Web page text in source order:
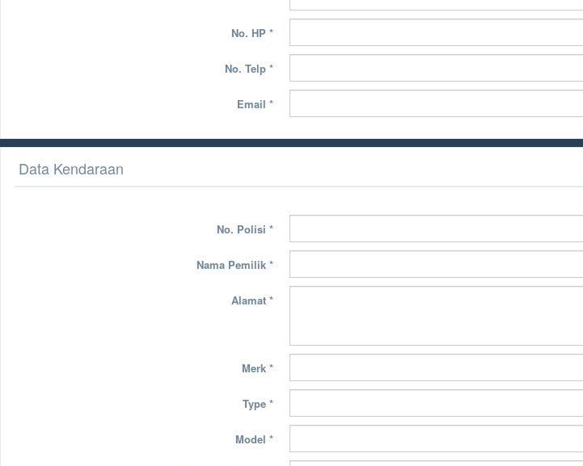
No. HP *
No. Telp *
Email *
Data Kendaraan
No. Polisi *
Nama Pemilik *
Alamat *
Merk *
Type *
Model *